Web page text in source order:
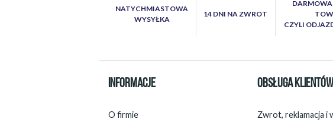
NATYCHMIASTOWA
WYSYŁKA
14 DNI NA ZWROT
CZYLI
INFORMACJE
O firmie
OBSŁUGA KLIENTÓW
Zwrot, reklamacja i